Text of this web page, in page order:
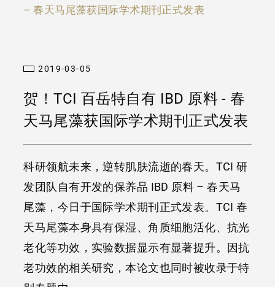
– 春天马尾藻获国际学术期刊正式发表
2019-03-05
贺！TCI 百岳特自有 IBD 原料 - 春
天马尾藻获国际学术期刊正式发表
科研领航未来，逆转肌肤流逝的春天。TCI 研
发团队自有开发的保养品 IBD 原料 – 春天马
尾藻，今日于国际学术期刊正式发表。TCI 春
天马尾藻本身具有保湿、角质细胞活化、抗光
老化等功效，实验数据显示有显著提升。因抗
老功效的相关研究，本论文也同时被收录于特